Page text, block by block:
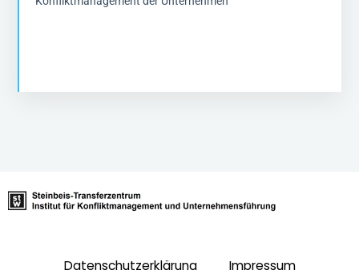
Mehr Informationen
Datenschutzerklärung Impressum